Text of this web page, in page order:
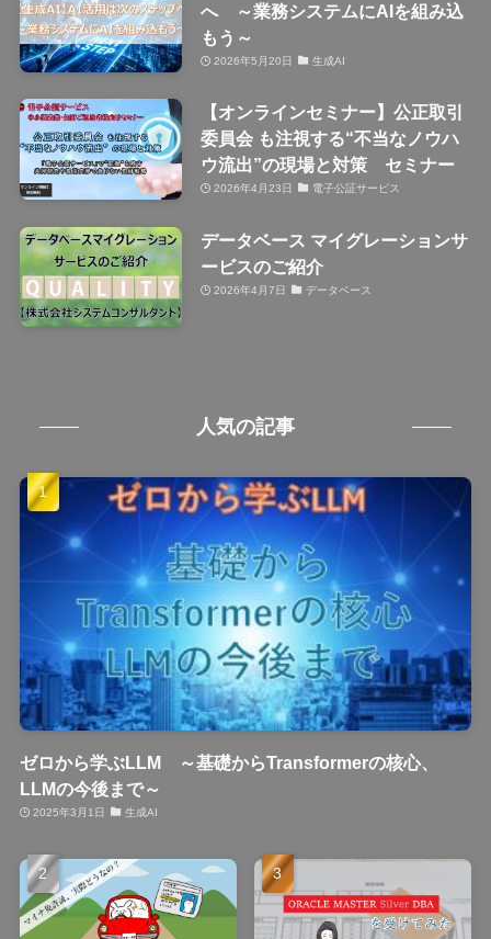
へ ～業務システムにAIを組み込
もう～
2026年5月20日 生成AI
【オンラインセミナー】公正取引
委員会 も注視する“不当なノウハ
ウ流出”の現場と対策 セミナー
2026年4月23日 電子公証サービス
データベース マイグレーションサ
ービスのご紹介
2026年4月7日 データベース
人気の記事
ゼロから学ぶLLM ～基礎からTransformerの核心、
LLMの今後まで～
2025年3月1日 生成AI